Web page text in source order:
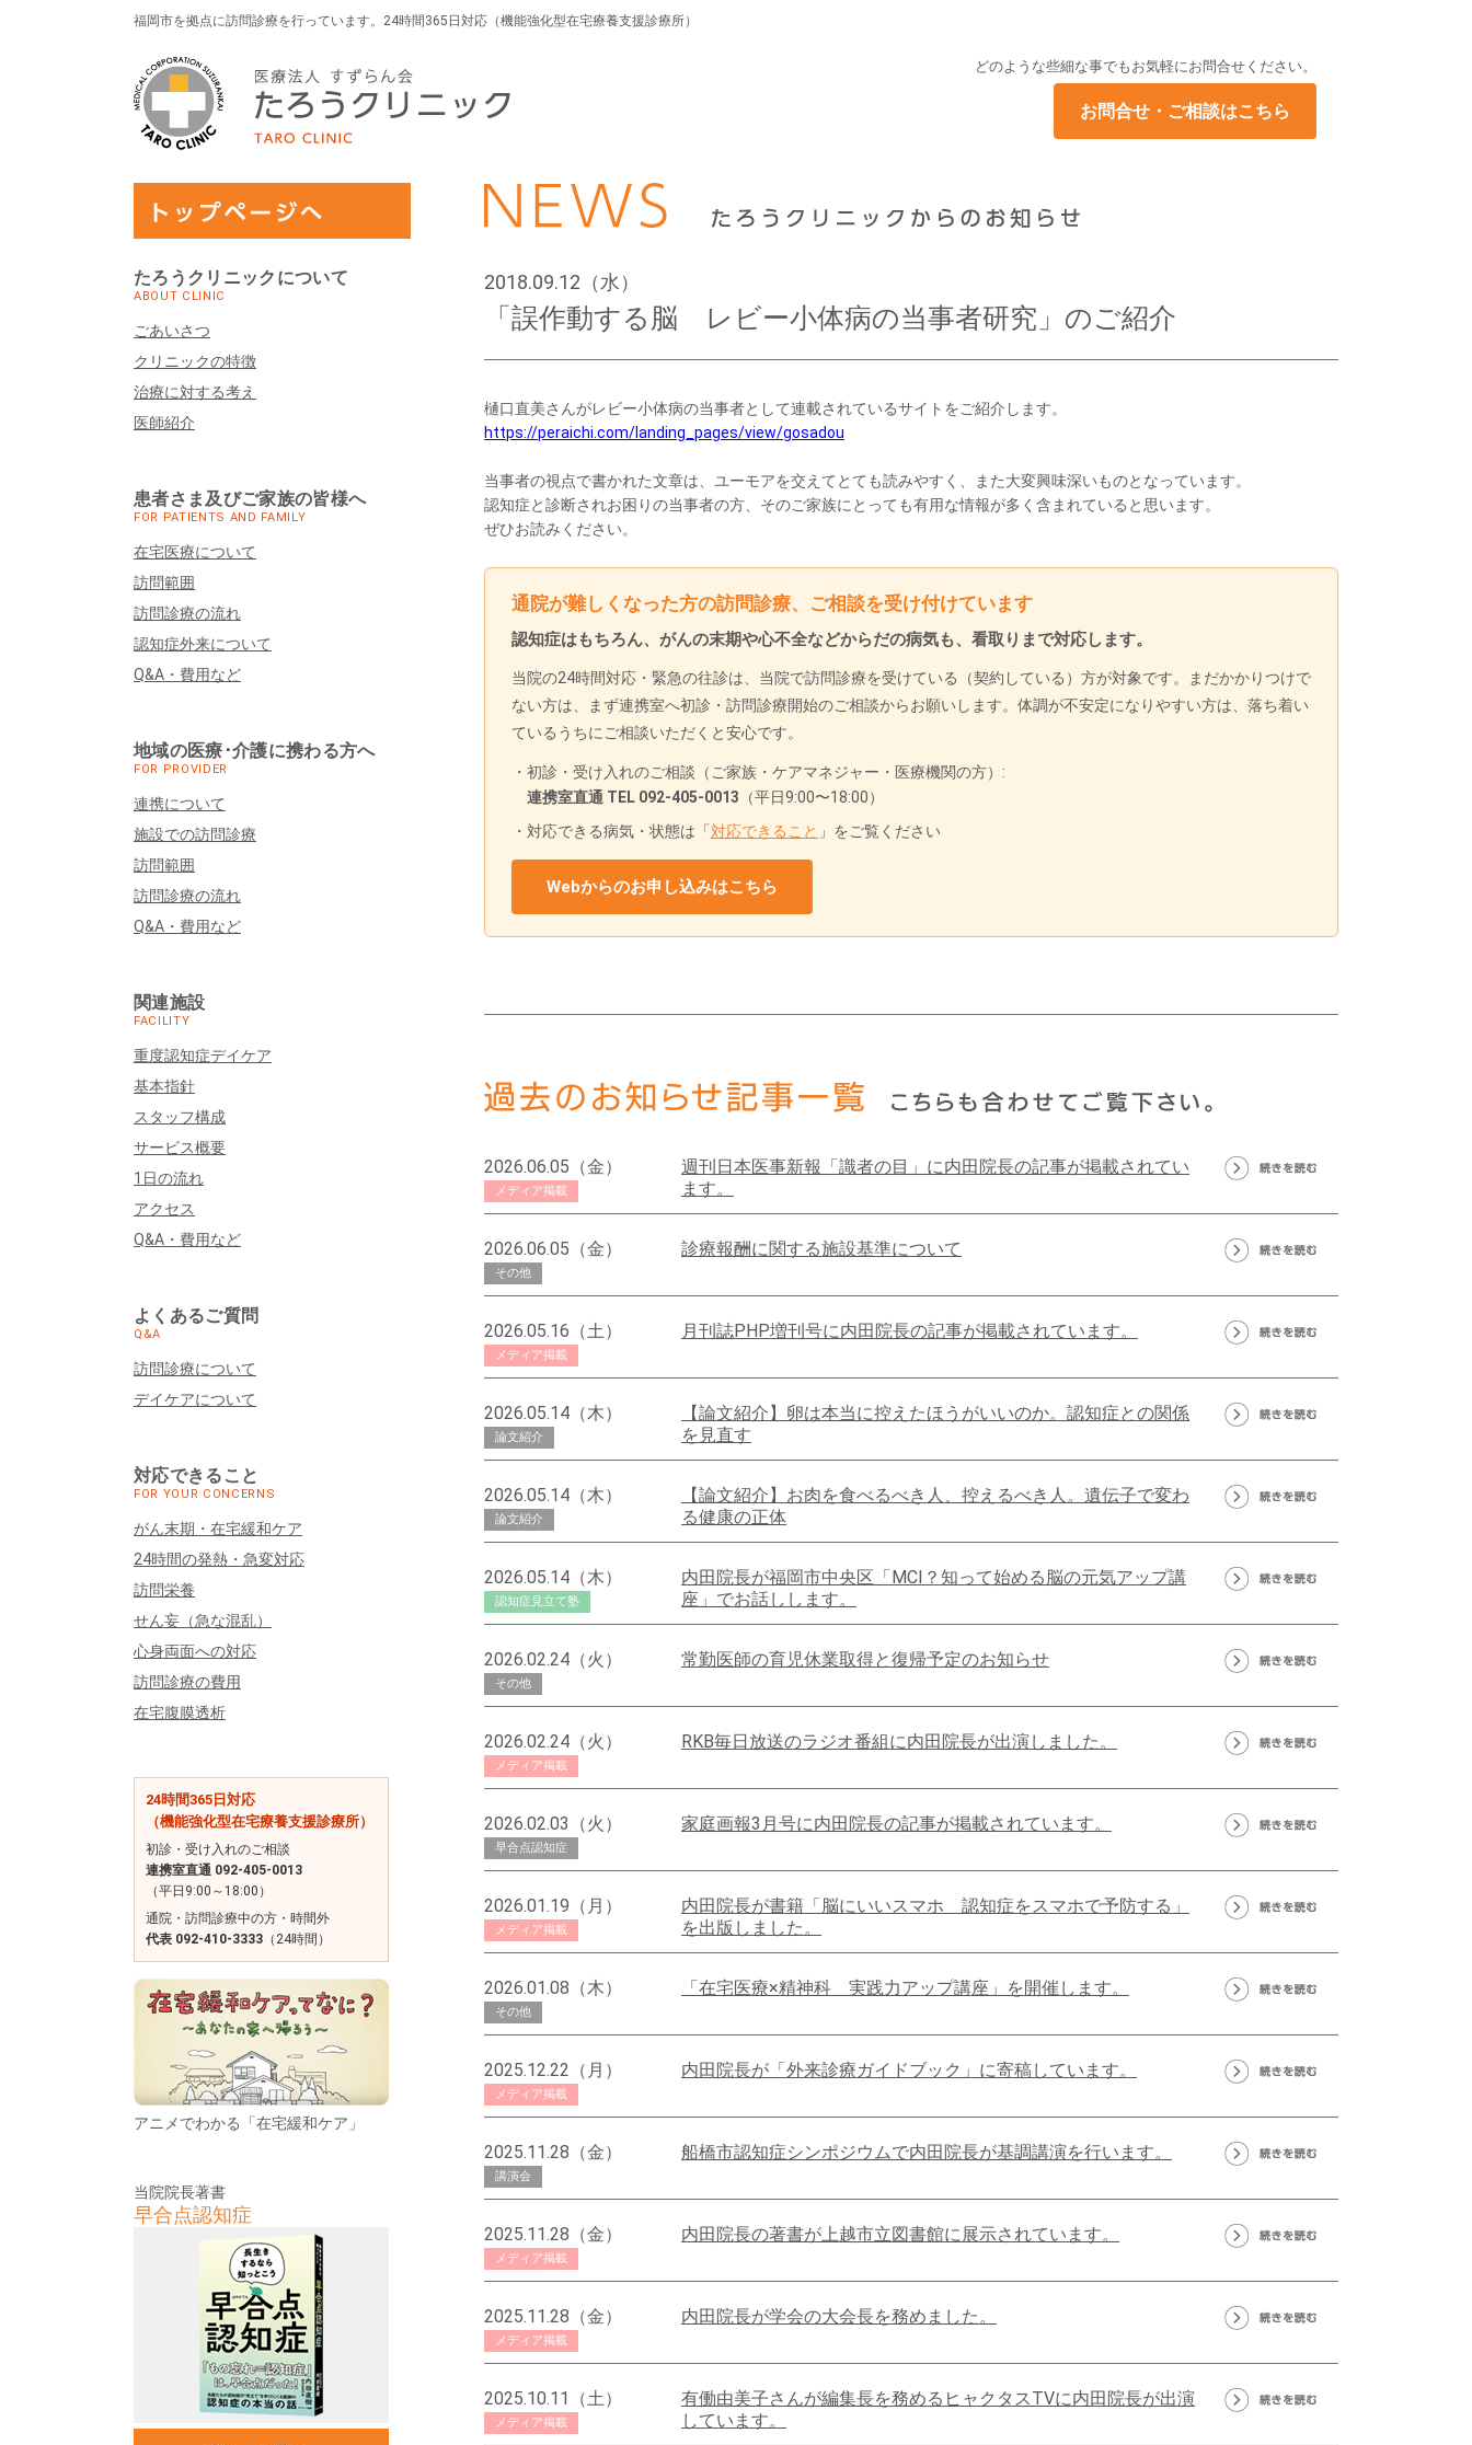
福岡市を拠点に訪問診療を行っています。24時間365日対応（機能強化型在宅療養支援診療所）
どのような些細な事でもお気軽にお問合せください。
お問合せ・ご相談はこちら
たろうクリニックについて
ABOUT CLINIC
ごあいさつ
クリニックの特徴
治療に対する考え
医師紹介
患者さま及びご家族の皆様へ
FOR PATIENTS AND FAMILY
在宅医療について
訪問範囲
訪問診療の流れ
認知症外来について
Q&A・費用など
地域の医療･介護に携わる方へ
FOR PROVIDER
連携について
施設での訪問診療
訪問範囲
訪問診療の流れ
Q&A・費用など
関連施設
FACILITY
重度認知症デイケア
基本指針
スタッフ構成
サービス概要
1日の流れ
アクセス
Q&A・費用など
よくあるご質問
Q&A
訪問診療について
デイケアについて
対応できること
FOR YOUR CONCERNS
がん末期・在宅緩和ケア
24時間の発熱・急変対応
訪問栄養
せん妄（急な混乱）
心身両面への対応
訪問診療の費用
在宅腹膜透析
24時間365日対応
（機能強化型在宅療養支援診療所）
初診・受け入れのご相談
連携室直通 092-405-0013
（平日9:00～18:00）
通院・訪問診療中の方・時間外
代表 092-410-3333 （24時間）
アニメでわかる「在宅緩和ケア」
当院院長著書
早合点認知症
2018.09.12（水）
「誤作動する脳 レビー小体病の当事者研究」のご紹介
樋口直美さんがレビー小体病の当事者として連載されているサイトをご紹介します。
https://peraichi.com/landing_pages/view/gosadou
当事者の視点で書かれた文章は、ユーモアを交えてとても読みやすく、また大変興味深いものとなっています。
認知症と診断されお困りの当事者の方、そのご家族にとっても有用な情報が多く含まれていると思います。
ぜひお読みください。
通院が難しくなった方の訪問診療、ご相談を受け付けています
認知症はもちろん、がんの末期や心不全などからだの病気も、看取りまで対応します。
当院の24時間対応・緊急の往診は、当院で訪問診療を受けている（契約している）方が対象です。まだかかりつけで
ない方は、まず連携室へ初診・訪問診療開始のご相談からお願いします。体調が不安定になりやすい方は、落ち着い
ているうちにご相談いただくと安心です。
初診・受け入れのご相談（ご家族・ケアマネジャー・医療機関の方）:
連携室直通 TEL 092-405-0013 （平日9:00〜18:00）
対応できる病気・状態は「 対応できること 」をご覧ください
Webからのお申し込みはこちら
2026.06.05（金）
メディア掲載
週刊日本医事新報「識者の目」に内田院長の記事が掲載されてい
ます。
2026.06.05（金）
その他
診療報酬に関する施設基準について
2026.05.16（土）
メディア掲載
月刊誌PHP増刊号に内田院長の記事が掲載されています。
2026.05.14（木）
論文紹介
【論文紹介】卵は本当に控えたほうがいいのか。認知症との関係
を見直す
2026.05.14（木）
論文紹介
【論文紹介】お肉を食べるべき人、控えるべき人。遺伝子で変わ
る健康の正体
2026.05.14（木）
認知症見立て塾
内田院長が福岡市中央区「MCI？知って始める脳の元気アップ講
座」でお話しします。
2026.02.24（火）
その他
常勤医師の育児休業取得と復帰予定のお知らせ
2026.02.24（火）
メディア掲載
RKB毎日放送のラジオ番組に内田院長が出演しました。
2026.02.03（火）
早合点認知症
家庭画報3月号に内田院長の記事が掲載されています。
2026.01.19（月）
メディア掲載
内田院長が書籍「脳にいいスマホ 認知症をスマホで予防する」
を出版しました。
2026.01.08（木）
その他
「在宅医療×精神科 実践力アップ講座」を開催します。
2025.12.22（月）
メディア掲載
内田院長が「外来診療ガイドブック」に寄稿しています。
2025.11.28（金）
講演会
船橋市認知症シンポジウムで内田院長が基調講演を行います。
2025.11.28（金）
メディア掲載
内田院長の著書が上越市立図書館に展示されています。
2025.11.28（金）
メディア掲載
内田院長が学会の大会長を務めました。
2025.10.11（土）
メディア掲載
有働由美子さんが編集長を務めるヒャクタスTVに内田院長が出演
しています。